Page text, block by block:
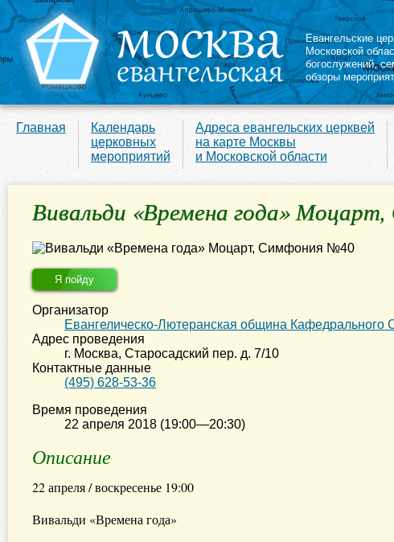
Евангельские
Московской
богослужений,
обзоры
Главная
Календарь
церковных
мероприятий
Адреса евангельских церквей
на карте Москвы
и Московской области
Вивальди «Времена года»
Я пойду
Организатор
Евангелическо-Лютеранская община Кафедрального
Адрес проведения
г. Москва, Старосадский пер. д. 7/10
Контактные данные
(495) 628-53-36
Время проведения
22 апреля 2018 (19:00—20:30)
Описание
22 апреля / воскресенье 19:00
Вивальди «Времена года»